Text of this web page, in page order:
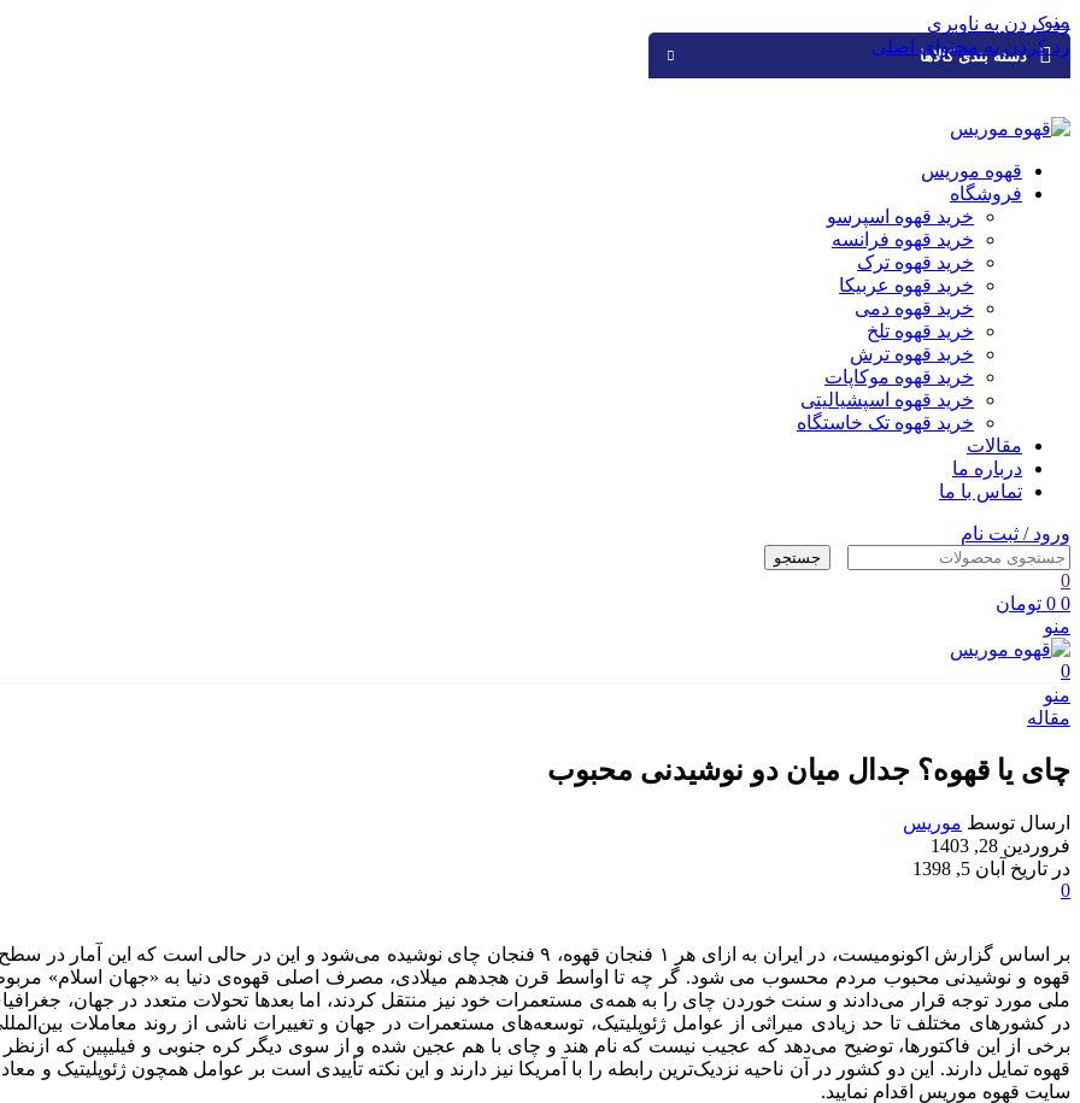
رد کردن به ناوبری
رد کردن به محتوای اصلی
منو
دسته بندی کالاها
قهوه موریس
فروشگاه
خرید قهوه اسپرسو
خرید قهوه فرانسه
خرید قهوه ترک
خرید قهوه عربیکا
خرید قهوه دمی
خرید قهوه تلخ
خرید قهوه ترش
خرید قهوه موکاپات
خرید قهوه اسپشیالیتی
خرید قهوه تک خاستگاه
مقالات
درباره ما
تماس با ما
ورود / ثبت نام
جستجو
0
0
0 تومان
منو
0
منو
مقاله
چای یا قهوه؟ جدال میان دو نوشیدنی محبوب
ارسال توسط موریس
فروردین 28, 1403
در تاریخ آبان 5, 1398
0
قهوه و نوشیدنی محبوب مردم محسوب می شود. گر چه تا اواسط قرن هجدهم میلادی، مصرف اصلی قهوه‌ی دنیا به «جهان اسلام»
ملی مورد توجه قرار می‌دادند و سنت خوردن چای را به همه‌ی مستعمرات خود نیز منتقل کردند، اما بعدها تحولات متعدد در جهان،
در کشورهای مختلف تا حد زیادی میراثی از عوامل ژئوپلیتیک، توسعه‌های مستعمرات در جهان و تغییرات ناشی از روند معاملات
برخی از این فاکتورها، توضیح می‌دهد که عجیب نیست که نام هند و چای با هم عجین شده و از سوی دیگر کره جنوبی و فیلیپین که ازنظر
قهوه تمایل دارند. این دو کشور در آن ناحیه نزدیک‌ترین رابطه را با آمریکا نیز دارند و این نکته تأییدی است بر عوامل همچون ژئوپلیتیک و
سایت قهوه موریس اقدام نمایید.